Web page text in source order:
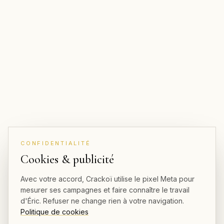
CONFIDENTIALITÉ
Cookies & publicité
Avec votre accord, Crackoï utilise le pixel Meta pour
mesurer ses campagnes et faire connaître le travail
d'Éric. Refuser ne change rien à votre navigation.
Politique de cookies